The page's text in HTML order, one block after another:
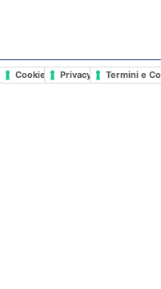
Cookie PolicyPrivacy PolicyTermini e